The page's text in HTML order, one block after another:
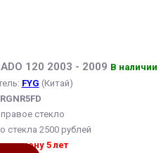
120 2003 - 2009 В наличии
FYG (Китай)
стекло
стекла 2500 рублей
замену 5 лет